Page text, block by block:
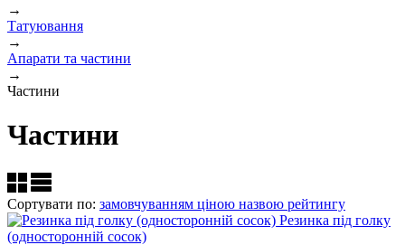
→
Татуювання
→
Апарати та частини
→
Частини
Частини
Сортувати по: замовчуванням ціною назвою рейтингу
Резинка під голку
(односторонній сосок)